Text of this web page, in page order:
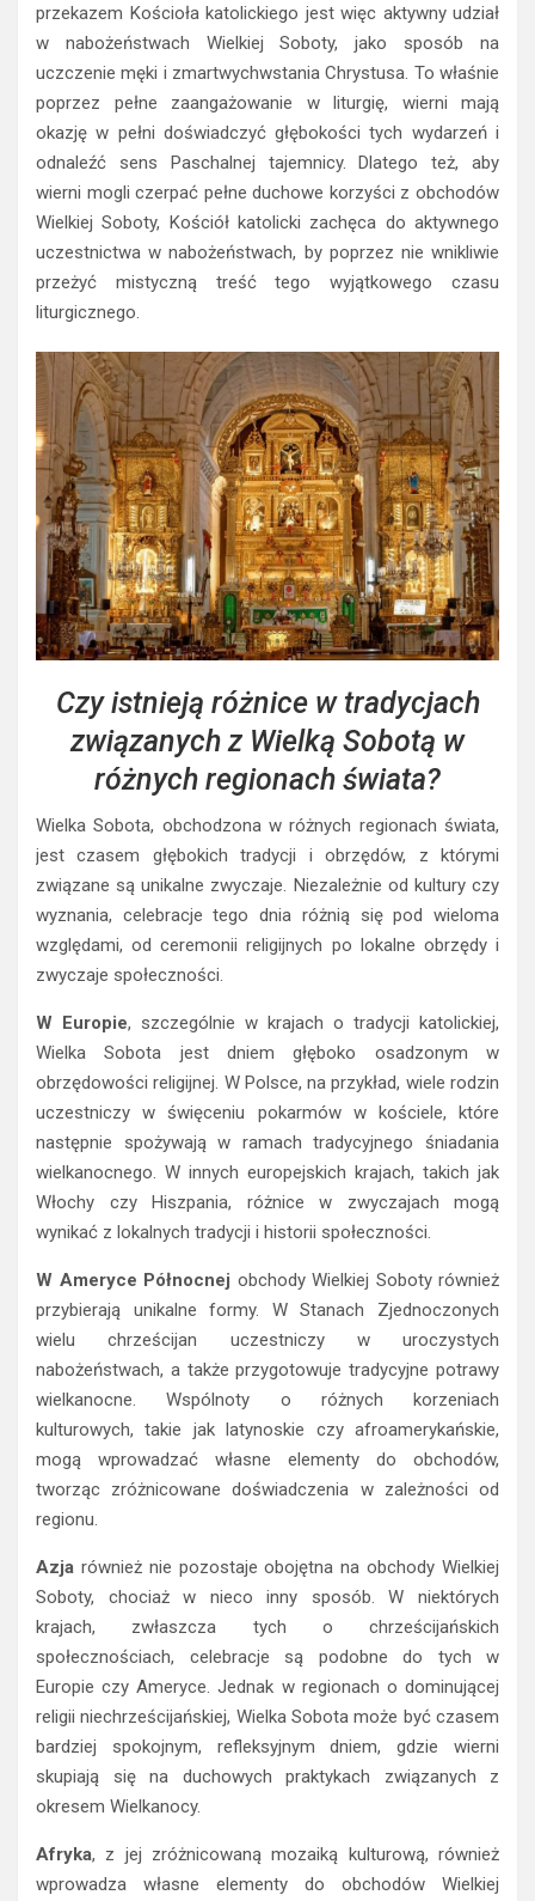
przekazem Kościoła katolickiego jest więc aktywny udział
w nabożeństwach Wielkiej Soboty, jako sposób na
uczczenie męki i zmartwychwstania Chrystusa. To właśnie
poprzez pełne zaangażowanie w liturgię, wierni mają
okazję w pełni doświadczyć głębokości tych wydarzeń i
odnaleźć sens Paschalnej tajemnicy. Dlatego też, aby
wierni mogli czerpać pełne duchowe korzyści z obchodów
Wielkiej Soboty, Kościół katolicki zachęca do aktywnego
uczestnictwa w nabożeństwach, by poprzez nie wnikliwie
przeżyć mistyczną treść tego wyjątkowego czasu
liturgicznego.
Czy istnieją różnice w tradycjach
związanych z Wielką Sobotą w
różnych regionach świata?
Wielka Sobota, obchodzona w różnych regionach świata,
jest czasem głębokich tradycji i obrzędów, z którymi
związane są unikalne zwyczaje. Niezależnie od kultury czy
wyznania, celebracje tego dnia różnią się pod wieloma
względami, od ceremonii religijnych po lokalne obrzędy i
zwyczaje społeczności.
W Europie, szczególnie w krajach o tradycji katolickiej,
Wielka Sobota jest dniem głęboko osadzonym w
obrzędowości religijnej. W Polsce, na przykład, wiele rodzin
uczestniczy w święceniu pokarmów w kościele, które
następnie spożywają w ramach tradycyjnego śniadania
wielkanocnego. W innych europejskich krajach, takich jak
Włochy czy Hiszpania, różnice w zwyczajach mogą
wynikać z lokalnych tradycji i historii społeczności.
W Ameryce Północnej obchody Wielkiej Soboty również
przybierają unikalne formy. W Stanach Zjednoczonych
wielu chrześcijan uczestniczy w uroczystych
nabożeństwach, a także przygotowuje tradycyjne potrawy
wielkanocne. Wspólnoty o różnych korzeniach
kulturowych, takie jak latynoskie czy afroamerykańskie,
mogą wprowadzać własne elementy do obchodów,
tworząc zróżnicowane doświadczenia w zależności od
regionu.
Azja również nie pozostaje obojętna na obchody Wielkiej
Soboty, chociaż w nieco inny sposób. W niektórych
krajach, zwłaszcza tych o chrześcijańskich
społecznościach, celebracje są podobne do tych w
Europie czy Ameryce. Jednak w regionach o dominującej
religii niechrześcijańskiej, Wielka Sobota może być czasem
bardziej spokojnym, refleksyjnym dniem, gdzie wierni
skupiają się na duchowych praktykach związanych z
okresem Wielkanocy.
Afryka, z jej zróżnicowaną mozaiką kulturową, również
wprowadza własne elementy do obchodów Wielkiej